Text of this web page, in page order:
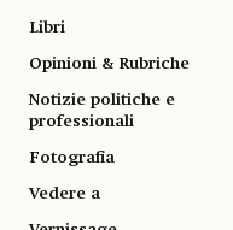
Libri
Opinioni & Rubriche
Notizie politiche e
professionali
Fotografia
Vedere a